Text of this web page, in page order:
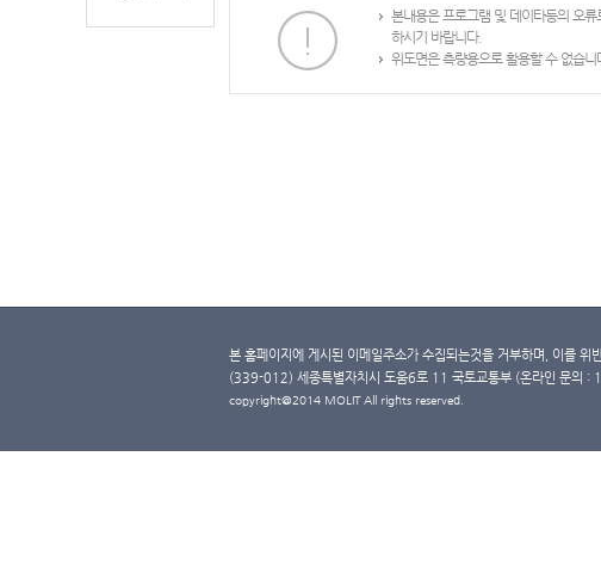
본내용은 프로그램 및 데이타등의 오
하시기 바랍니다.
위도면은 측량용으로 활용할 수 없습니
본 홈페이지에 게시된 이메일주소가 수집되는것을 거부하며, 이를 위
(339-012) 세종특별자치시 도움6로 11 국토교통부 (온라인 문
copyright@2014 MOLIT All rights reserved.